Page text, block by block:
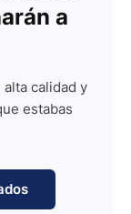
a
calidad y
estabas